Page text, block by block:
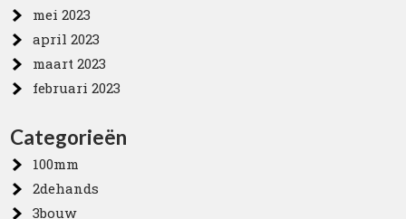
mei 2023
april 2023
maart 2023
februari 2023
Categorieën
100mm
2dehands
3bouw